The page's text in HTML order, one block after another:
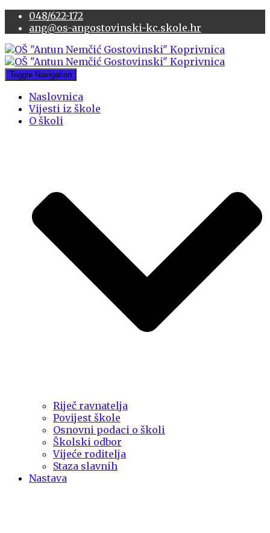
048/622-172
ang@os-angostovinski-kc.skole.hr
Toggle Navigation
Naslovnica
Vijesti iz škole
O školi
Riječ ravnatelja
Povijest škole
Osnovni podaci o školi
Školski odbor
Vijeće roditelja
Staza slavnih
Nastava